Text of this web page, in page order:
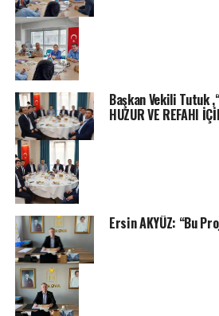
Başkan Vekili Tutuk
HUZUR VE REFAHI
Ersin AKYÜZ: “Bu